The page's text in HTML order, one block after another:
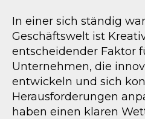
In einer sich ständig
Geschäftswelt ist
entscheidender Faktor
Unternehmen, die
entwickeln und sich
Herausforderungen
haben einen klaren